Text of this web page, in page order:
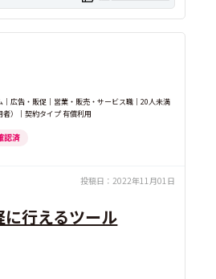
｜広告・販促｜営業・販売・サービス職｜20人未満
者）｜契約タイプ 有償利用
認済
投稿日： 2022年11月01日
行えるツール